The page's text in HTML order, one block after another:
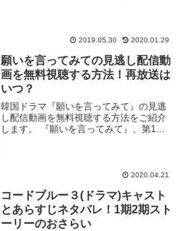
2019.05.30 2020.01.29
願いを言ってみての見逃し配信動
画を無料視聴する方法！再放送は
いつ？
韓国ドラマ『願いを言ってみて』の見逃
し配信動画を無料視聴する方法をご紹介
します。 『願いを言ってみて』、第1話
2020.04.21
コードブルー３(ドラマ)キャスト
とあらすじネタバレ！1期2期スト
ーリーのおさらい